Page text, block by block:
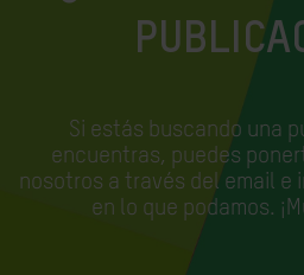
Si estás buscando una
encuentras, puedes
nosotros a través del email e
en lo que podamos.